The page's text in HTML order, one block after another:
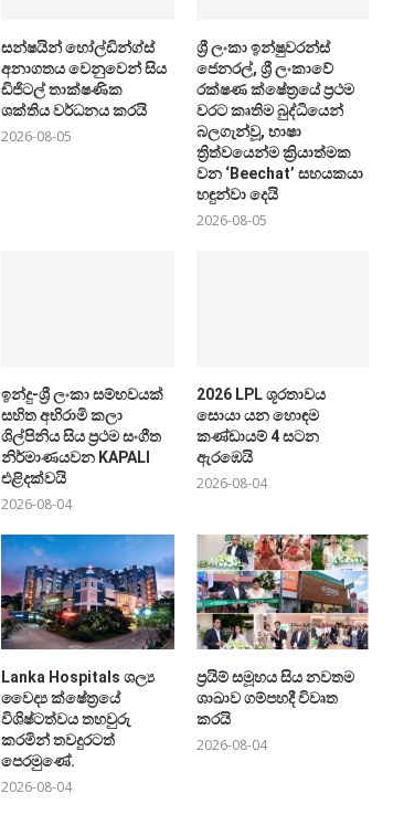
සන්ෂයින් හෝල්ඩින්ග්ස්
අනාගතය වෙනුවෙන් සිය
ඩිජිටල් තාක්ෂණික
ශක්තිය වර්ධනය කරයි
2026-08-05
ශ්‍රී ලංකා ඉන්ෂුවරන්ස්
ජෙනරල්, ශ්‍රී ලංකාවේ
රක්ෂණ ක්ෂේත්‍රයේ ප්‍රථම
වරට කෘතිම බුද්ධියෙන්
බලගැන්වූ, භාෂා
ත්‍රිත්වයෙන්ම ක්‍රියාත්මක
වන ‘Beechat’ සහයකයා
හඳුන්වා දෙයි
2026-08-05
ඉන්දු-ශ්‍රී ලංකා සම්භවයක්
සහිත අභිරාමි කලා
ශිල්පිනිය සිය ප්‍රථම සංගීත
නිර්මාණයවන KAPALI
එළිදක්වයි
2026-08-04
2026 LPL ශූරතාවය
සොයා යන හොඳම
කණ්ඩායම් 4 සටන
ඇරඹෙයි
2026-08-04
Lanka Hospitals ශල්‍ය
වෛද්‍ය ක්ෂේත්‍රයේ
විශිෂ්ටත්වය තහවුරු
කරමින් තවදුරටත්
පෙරමුණේ.
2026-08-04
ප්‍රයිම් සමූහය සිය නවතම
ශාඛාව ගම්පහදී විවෘත
කරයි
2026-08-04